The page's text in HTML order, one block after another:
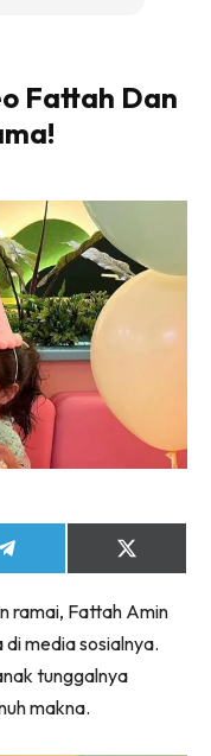
Fattah Dan
Share
on
Share
on
(Twitter)
ramai, Fattah Amin
media sosialnya.
tunggalnya
makna.